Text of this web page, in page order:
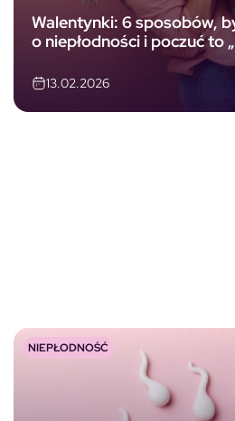
Walentynki: 6 sposobów,
o niepłodności i poczuć to
13.02.2026
NIEPŁODNOŚĆ